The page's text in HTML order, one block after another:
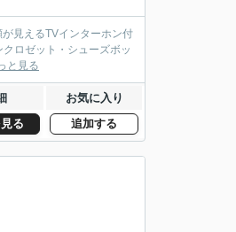
見えるTVインターホン付
ロゼット・シューズボッ
と見る
お気に入り
る 追加する